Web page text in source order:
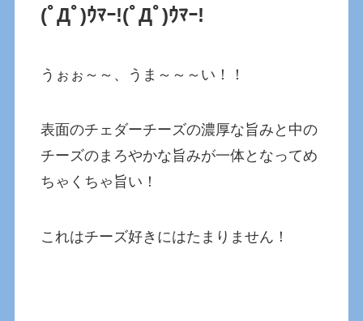
(ﾟДﾟ)ｳﾏｰ!(ﾟДﾟ)ｳﾏｰ!
うぉぉ～～、うま～～～い！！
表面のチェダーチーズの濃厚な旨みと中の
チーズのまろやかな旨みが一体となってめ
ちゃくちゃ旨い！
これはチーズ好きにはたまりません！